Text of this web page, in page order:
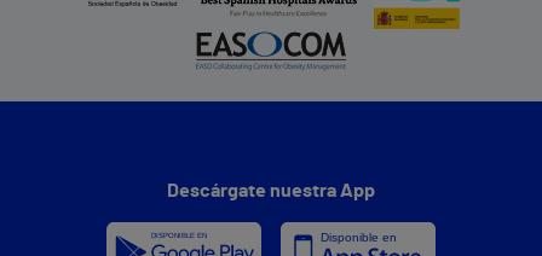
Descárgate nuestra App